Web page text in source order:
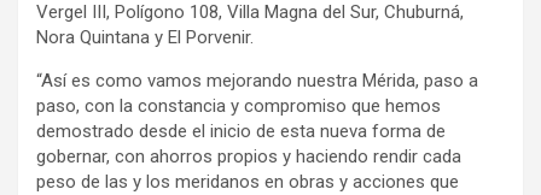
Vergel III, Polígono 108, Villa Magna del Sur, Chuburná,
Nora Quintana y El Porvenir.
“Así es como vamos mejorando nuestra Mérida, paso a
paso, con la constancia y compromiso que hemos
demostrado desde el inicio de esta nueva forma de
gobernar, con ahorros propios y haciendo rendir cada
peso de las y los meridanos en obras y acciones que